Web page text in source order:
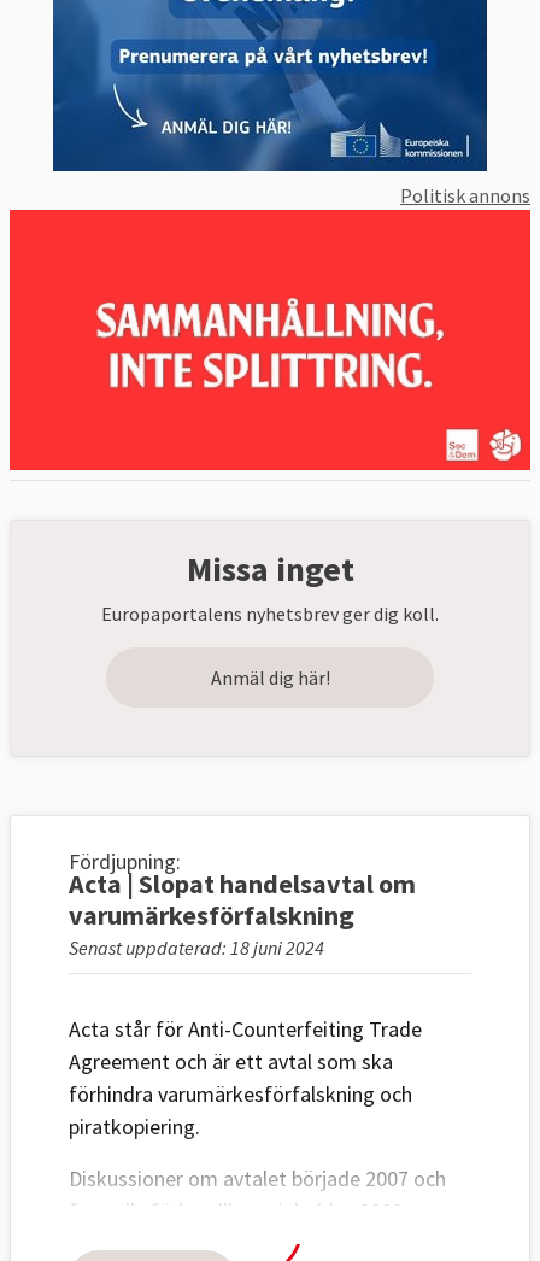
Politisk annons
Missa inget
Europaportalens nyhetsbrev ger dig koll.
Anmäl dig här!
Fördjupning:
Acta | Slopat handelsavtal om
varumärkesförfalskning
Senast uppdaterad: 18 juni 2024
Acta står för Anti-Counterfeiting Trade
Agreement och är ett avtal som ska
förhindra varumärkesförfalskning och
piratkopiering.
Diskussioner om avtalet började 2007 och
formella förhandlingar inleddes 2008.
Länderna som deltar är Australien, EU,